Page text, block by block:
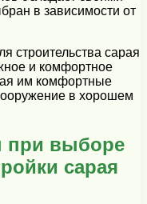
в зависимости от
строительства сарая
и комфортное
им комфортные
в хорошем
при выборе
сарая